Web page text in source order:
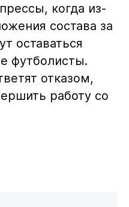
когда из-
состава за
оставаться
футболисты.
отказом,
работу со